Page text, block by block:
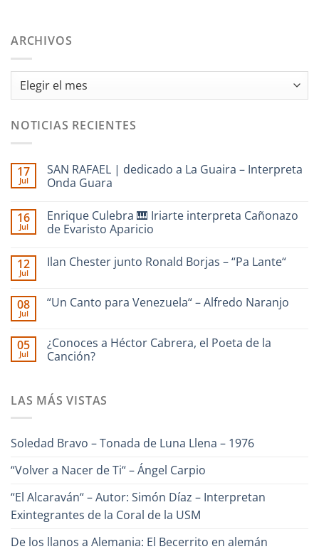
ARCHIVOS
Archivos
NOTICIAS RECIENTES
17
Jul
SAN RAFAEL | dedicado a La Guaira – Interpreta
Onda Guara
comentarios
en
SAN
dedicado
–
Interpreta
16
Jul
Enrique Culebra 🎹 Iriarte interpreta Cañonazo
de Evaristo Aparicio
comentarios
🎹
Iriarte
Evaristo
Aparicio
12
Jul
Ilan Chester junto Ronald Borjas – “Pa Lante“
en
Ronald
Borjas
–
08
Jul
“Un Canto para Venezuela“ – Alfredo Naranjo
en
“Un
Canto
Alfredo
05
Jul
¿Conoces a Héctor Cabrera, el Poeta de la
Canción?
en
¿Conoces
el
la
LAS MÁS VISTAS
Soledad Bravo – Tonada de Luna Llena – 1976
“Volver a Nacer de Ti“ – Ángel Carpio
“El Alcaraván“ – Autor: Simón Díaz – Interpretan
Exintegrantes de la Coral de la USM
De los llanos a Alemania: El Becerrito en alemán